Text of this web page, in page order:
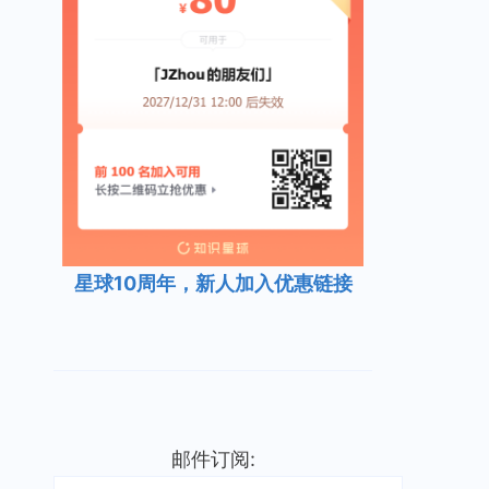
星球10周年，新人加入优惠链接
邮件订阅: